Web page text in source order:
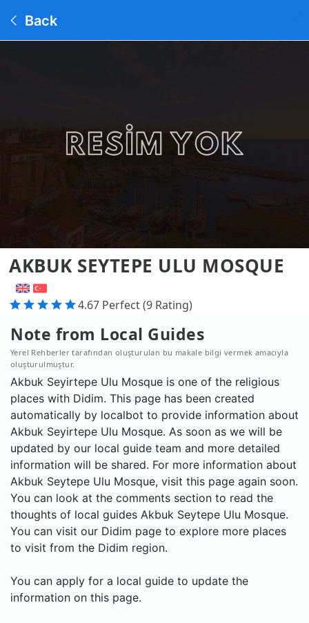
Back
AKBUK SEYTEPE ULU MOSQUE
4.67 Perfect (9 Rating)
Note from Local Guides
Yerel Rehberler tarafından oluşturulan bu makale bilgi vermek amacıyla
oluşturulmuştur.
Akbuk Seyirtepe Ulu Mosque is one of the religious
places with Didim. This page has been created
automatically by localbot to provide information about
Akbuk Seyirtepe Ulu Mosque. As soon as we will be
updated by our local guide team and more detailed
information will be shared. For more information about
Akbuk Seytepe Ulu Mosque, visit this page again soon.
You can look at the comments section to read the
thoughts of local guides Akbuk Seytepe Ulu Mosque.
You can visit our Didim page to explore more places
to visit from the Didim region.
You can apply for a local guide to update the
information on this page.